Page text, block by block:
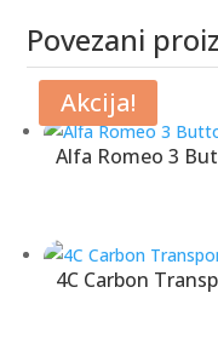
Povezani
Povezani
Akcija!
Alfa Romeo 3
4C Carbon